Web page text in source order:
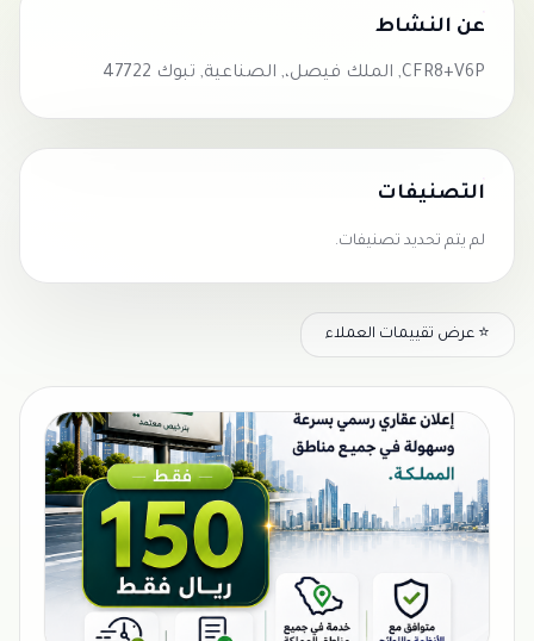
عن النشاط
CFR8+V6P, الملك فيصل،, الصناعية, تبوك 47722
التصنيفات
لم يتم تحديد تصنيفات.
⭐ عرض تقييمات العملاء